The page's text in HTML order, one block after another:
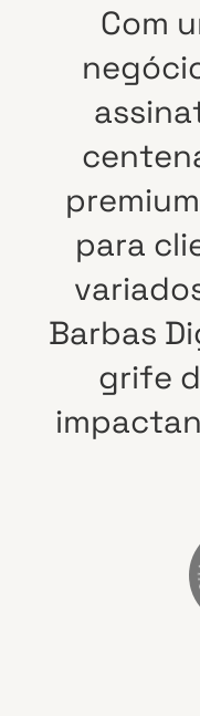
Com
premium
para
Barbas
grife